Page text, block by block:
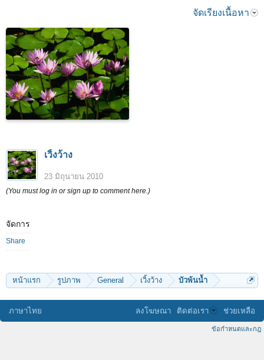
จัดเรียงเนื้อหา
เวิ้งว้าง
23 มิถุนายน 2010
(You must log in or sign up to comment here.)
จัดการ
Share
หน้าแรก รูปภาพ General เวิ้งว้าง บัวพ้นน้ำ
ภาษาไทย ลงโฆษณา ติดต่อเรา ช่วยเหลือ
ข้อกำหนดและกฎ